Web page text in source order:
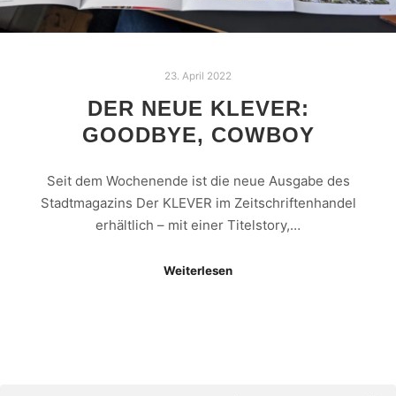
23. April 2022
DER NEUE KLEVER:
GOODBYE, COWBOY
Seit dem Wochenende ist die neue Ausgabe des
Stadtmagazins Der KLEVER im Zeitschriftenhandel
erhältlich – mit einer Titelstory,…
Weiterlesen